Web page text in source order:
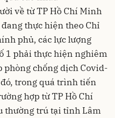
về từ TP Hồ Chí Minh
thực hiện theo Chỉ
phủ, các lực lượng
1 phải thực hiện nghiêm
chống dịch Covid-
trong quá trình tiến
hợp từ TP Hồ Chí
thường trú tại tỉnh Lâm